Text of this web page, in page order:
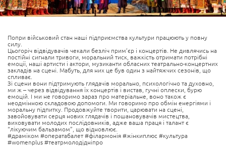
Попри військовий стан наші підприємства культури працюють у повну
силу.
Цьогоріч відвідувачів чекали безліч прим’єр і концертів. Не дивлячись на
постійні сигнали тривоги, моральний тиск, важкість отримати потрібні
емоції, наші артисти і актори, музиканти обласних театрально-концертних
закладів на сцені. Мабуть, для них це був один з найтяжчих сезонів, що
спливає.
Зі сцени вони підтримують глядачів морально, психологічно та духовно,
ми ж – через відвідування їх концертів і вистав, гучні оплески, бурю
емоцій. І ми не говоримо зараз про матеріальне, воно також є
неодмінною складовою допомоги. Ми говоримо про обмін енергіями і
моральну підпитку. Продовжуйте творити, царювати на сцені,
завойовувати серця нових глядачів і пошановувачів мистецтва,
виховувати молодих послідовників, адже ваша праця і талант є
“лікуючим бальзамом”, що відновлює.
#драміком #оператабалет #філармонія #жінкиплюс #культура
#womenplus #театрмолодідніпро